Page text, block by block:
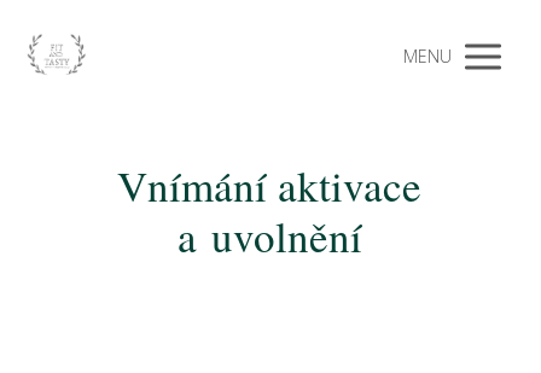
MENU
Vnímání aktivace
a uvolnění